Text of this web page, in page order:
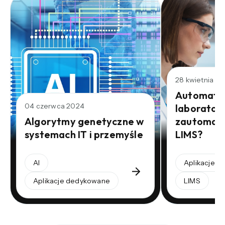
04 czerwca 2024
Algorytmy genetyczne w
systemach IT i przemyśle
AI
Aplikacje dedykowane
28 kwietnia
LIMS?
Aplikacje
LIMS